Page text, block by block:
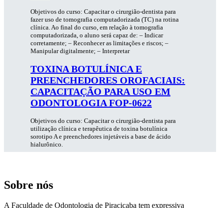
Objetivos do curso: Capacitar o cirurgião-dentista para
fazer uso de tomografia computadorizada (TC) na rotina
clínica. Ao final do curso, em relação à tomografia
computadorizada, o aluno será capaz de: – Indicar
corretamente; – Reconhecer as limitações e riscos; –
Manipular digitalmente; – Interpretar
TOXINA BOTULÍNICA E
PREENCHEDORES OROFACIAIS:
CAPACITAÇÃO PARA USO EM
ODONTOLOGIA FOP-0622
Objetivos do curso: Capacitar o cirurgião-dentista para
utilização clínica e terapêutica de toxina botulínica
sorotipo A e preenchedores injetáveis a base de ácido
hialurônico.
Sobre nós
A Faculdade de Odontologia de Piracicaba tem expressiva